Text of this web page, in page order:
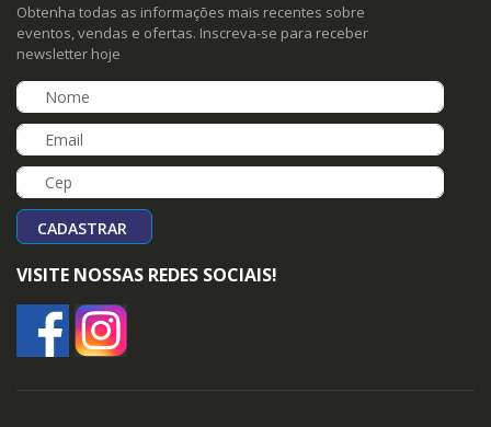
Obtenha todas as informações mais recentes sobre
eventos, vendas e ofertas. Inscreva-se para receber
newsletter hoje
CADASTRAR
VISITE NOSSAS REDES SOCIAIS!